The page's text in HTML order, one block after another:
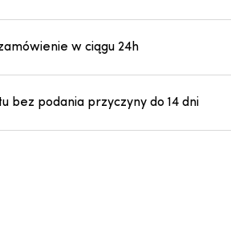
w ciągu 24h
bez podania przyczyny do 14 dni